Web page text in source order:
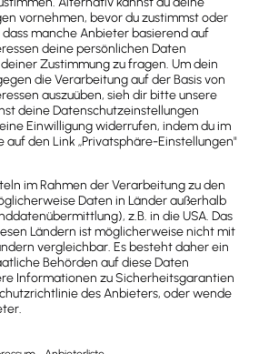
- 20 bis 60 Euro
- 60 Euro
in den Medien – ca. 200,00
variieren. Es
Fall zudem Kosten für die
Gleichzeitig profitierst
Einstieg und wenig